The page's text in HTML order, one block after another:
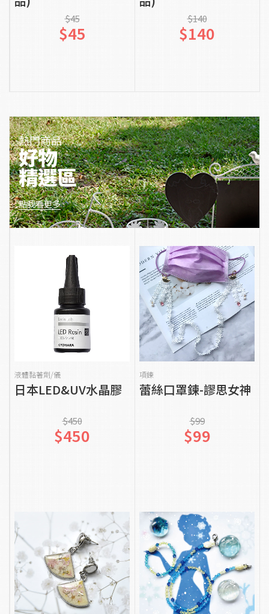
$45
$45
$140
$140
熱門商品
好物
精選區
點我看更多
貨到通知我
液體黏著劑/儀
日本LED&UV水晶膠
$450
$450
項鍊
蕾絲口罩鍊-謬思女神
$99
$99